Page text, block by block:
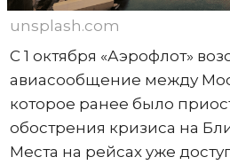
unsplash.com
С 1 октября «Аэрофлот»
авиасообщение между
которое ранее было
обострения кризиса на
Места на рейсах уже